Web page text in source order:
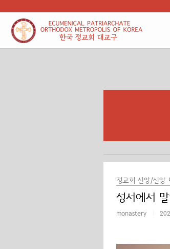
정교회 신앙/신앙
성서에서
monastery